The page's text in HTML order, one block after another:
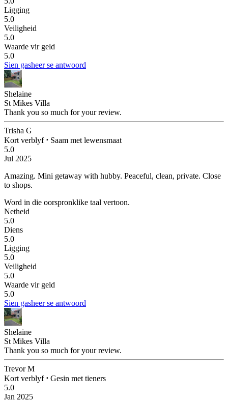
Ligging
5.0
Veiligheid
5.0
Waarde vir geld
5.0
Sien gasheer se antwoord
Shelaine
St Mikes Villa
Thank you so much for your review.
Trisha G
Kort verblyf ⋅ Saam met lewensmaat
5.0
Jul 2025
Amazing. Mini getaway with hubby. Peaceful, clean, private. Close
to shops.
Word in die oorspronklike taal vertoon.
Netheid
5.0
Diens
5.0
Ligging
5.0
Veiligheid
5.0
Waarde vir geld
5.0
Sien gasheer se antwoord
Shelaine
St Mikes Villa
Thank you so much for your review.
Trevor M
Kort verblyf ⋅ Gesin met tieners
5.0
Jan 2025